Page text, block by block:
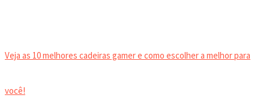
Veja as 10 melhores cadeiras gamer e como escolher a melhor para
você!